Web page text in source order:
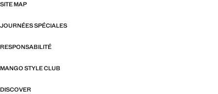
SITE MAP
JOURNÉES SPÉCIALES
RESPONSABILITÉ
MANGO STYLE CLUB
DISCOVER